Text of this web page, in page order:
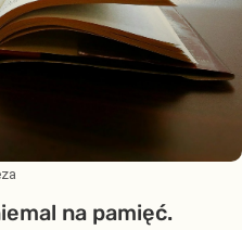
na pamięć.